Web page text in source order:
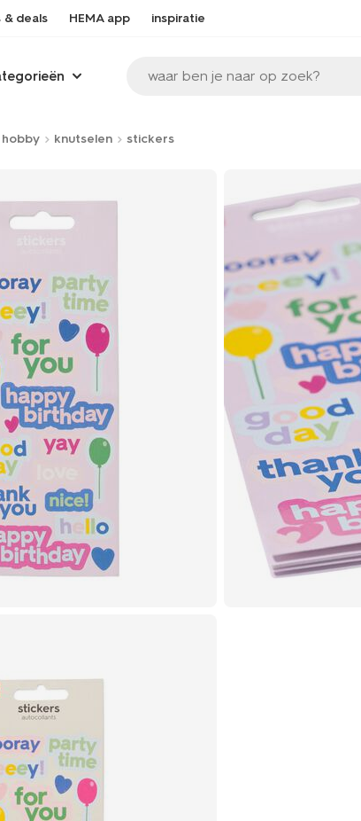
deals HEMA app inspiratie
waar ben je naar op zoek?
knutselen stickers